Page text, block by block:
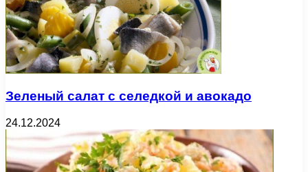
Зеленый салат с селедкой и авокадо
24.12.2024